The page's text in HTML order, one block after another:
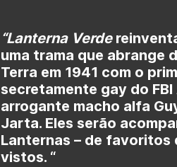
“Lanterna Verde
uma trama que abrange
Terra em 1941 com o
secretamente gay do
arrogante macho alfa
Jarta. Eles serão
Lanternas – de favoritos
vistos. “